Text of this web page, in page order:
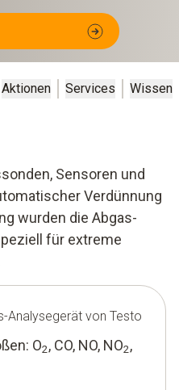
Aktionen Services Wissen
Sensoren und
Verdünnung
wurden die Abgas-
für extreme
Analysegerät von Testo
O2, CO, NO, NO2,